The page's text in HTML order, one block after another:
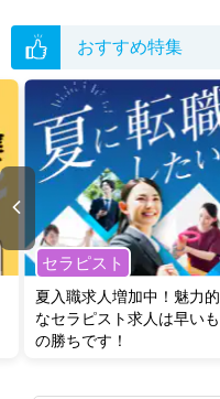
おすすめ特集
セラピスト
夏入職求人増加中！魅力的
なセラピスト求人は早いも
の勝ちです！